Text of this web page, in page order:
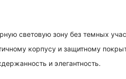
световую зону без темных
корпусу и защитному
и элегантность.